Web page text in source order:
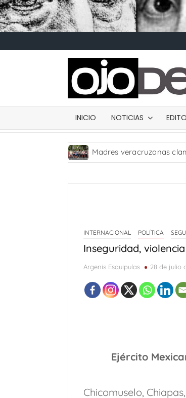
INICIO NOTICIAS
Madres veracruzanas
Diputada Daylín García
Vedados (Parte 3)
WILFREDO PRIETO Y EL
Kevin Beovides Casas y
Una “carga al machete”
INTERNACIONAL POLÍTICA
Inseguridad,
Argenis Esquipulas 28 de julio
Ejército
Chicomuselo,